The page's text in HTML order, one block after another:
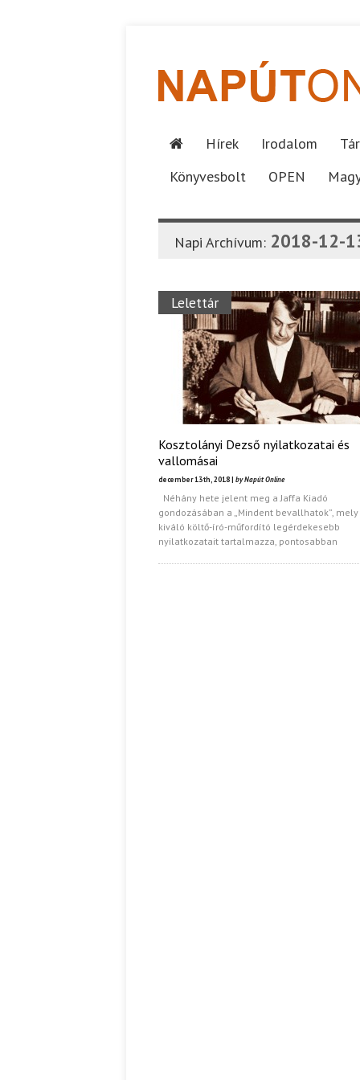
Hírek Irodalom
Könyvesbolt
OPEN
Napi Archívum: 2018-12-
Lelettár
Kosztolányi Dezső nyilatkozatai és
vallomásai
december 13th, 2018 | by Napút Online
Néhány hete jelent meg a Jaffa Kiadó
gondozásában a „Mindent bevallhatok”, mely
kiváló költő-író-műfordító legérdekesebb
nyilatkozatait tartalmazza, pontosabban